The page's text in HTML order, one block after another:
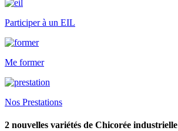
Participer à un EIL
Me former
Nos Prestations
2 nouvelles variétés de Chicorée industrielle